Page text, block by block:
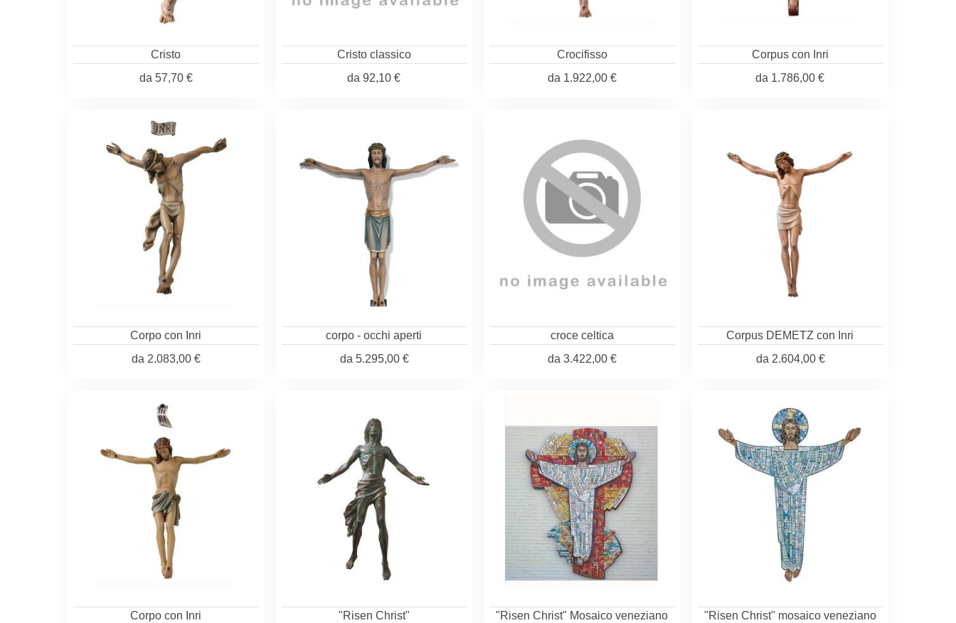
Cristo
da 57,70 €
Cristo classico
da 92,10 €
Crocifisso
da 1.922,00 €
Corpus con Inri
da 1.786,00 €
Corpo con Inri
da 2.083,00 €
corpo - occhi aperti
da 5.295,00 €
croce celtica
da 3.422,00 €
Corpus DEMETZ con Inri
da 2.604,00 €
Corpo con Inri "Risen Christ" "Risen Christ" Mosaico veneziano "Risen Christ" mosaico veneziano